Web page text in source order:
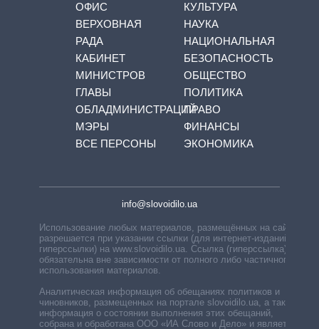
ОФИС
ВЕРХОВНАЯ
РАДА
КАБИНЕТ
МИНИСТРОВ
ГЛАВЫ
ОБЛАДМИНИСТРАЦИЙ
МЭРЫ
ВСЕ ПЕРСОНЫ
КУЛЬТУРА
НАУКА
НАЦИОНАЛЬНАЯ
БЕЗОПАСНОСТЬ
ОБЩЕСТВО
ПОЛИТИКА
ПРАВО
ФИНАНСЫ
ЭКОНОМИКА
info@slovoidilo.ua
Использование любых материалов, размещённых на сайте,
разрешается при указании ссылки (для интернет-изданий —
гиперссылки) на www.slovoidilo.ua. Ссылка (гиперссылка)
обязательна вне зависимости от полного либо частичного
использования материалов.
Аналитическая информация об обещаниях политиков и
чиновников, размещенных на портале slovoidilo.ua, а также
информация о состоянии выполнения этих обещаний,
собрана и обработана ООО «ИА Слово и Дело» и является